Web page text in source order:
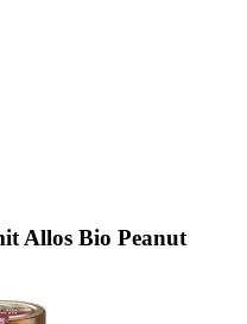
Allos Bio Peanut